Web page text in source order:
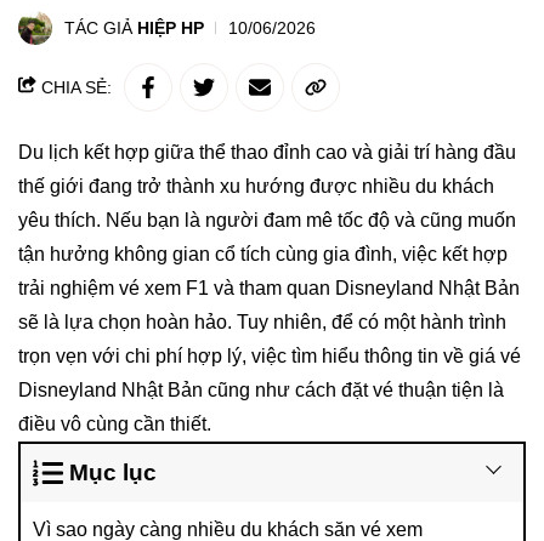
TÁC GIẢ HIỆP HP 10/06/2026
CHIA SẺ:
Du lịch kết hợp giữa thể thao đỉnh cao và giải trí hàng đầu
thế giới đang trở thành xu hướng được nhiều du khách
yêu thích. Nếu bạn là người đam mê tốc độ và cũng muốn
tận hưởng không gian cổ tích cùng gia đình, việc kết hợp
trải nghiệm vé xem F1 và tham quan Disneyland Nhật Bản
sẽ là lựa chọn hoàn hảo. Tuy nhiên, để có một hành trình
trọn vẹn với chi phí hợp lý, việc tìm hiểu thông tin về giá vé
Disneyland Nhật Bản cũng như cách đặt vé thuận tiện là
điều vô cùng cần thiết.
Mục lục
Vì sao ngày càng nhiều du khách săn vé xem